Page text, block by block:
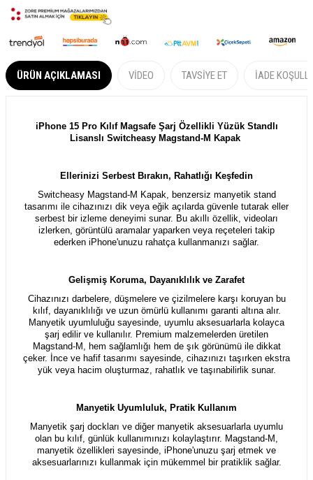
ÜRÜN AÇIKLAMASI VIDEO TAVSIYE ET İADE
iPhone 15 Pro Kılıf Magsafe Şarj Özellikli Yüzük Standlı
Lisanslı Switcheasy Magstand-M Kapak
Ellerinizi Serbest Bırakın, Rahatlığı Keşfedin
Switcheasy Magstand-M Kapak, benzersiz manyetik stand
tasarımı ile cihazınızı dik veya eğik açılarda güvenle tutarak eller
serbest bir izleme deneyimi sunar. Bu akıllı özellik, videoları
izlerken, görüntülü aramalar yaparken veya reçeteleri takip
ederken iPhone'unuzu rahatça kullanmanızı sağlar.
Gelişmiş Koruma, Dayanıklılık ve Zarafet
Cihazınızı darbelere, düşmelere ve çizilmelere karşı koruyan bu
kılıf, dayanıklılığı ve uzun ömürlü kullanımı garanti altına alır.
Manyetik uyumluluğu sayesinde, uyumlu aksesuarlarla kolayca
şarj edilir ve kullanılır. Premium malzemelerden üretilen
Magstand-M, hem sağlamlığı hem de şık görünümü ile dikkat
çeker. İnce ve hafif tasarımı sayesinde, cihazınızı taşırken ekstra
yük veya hacim oluşturmaz, rahatlık ve taşınabilirlik sunar.
Manyetik Uyumluluk, Pratik Kullanım
Manyetik şarj dockları ve diğer manyetik aksesuarlarla uyumlu
olan bu kılıf, günlük kullanımınızı kolaylaştırır. Magstand-M,
manyetik özellikleri sayesinde, iPhone'unuzu şarj etmek ve
aksesuarlarınızı kullanmak için mükemmel bir pratiklik sağlar.